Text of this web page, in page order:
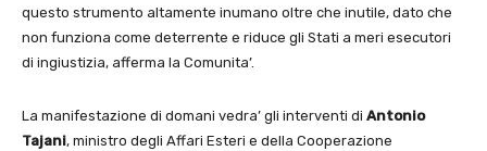
questo strumento altamente inumano oltre che inutile, dato che
non funziona come deterrente e riduce gli Stati a meri esecutori
di ingiustizia, afferma la Comunita’.
La manifestazione di domani vedra’ gli interventi di Antonio
Tajani, ministro degli Affari Esteri e della Cooperazione